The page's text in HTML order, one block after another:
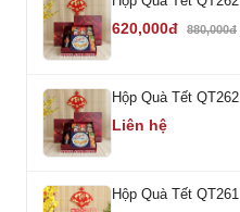
620,000đ 880,000đ
Hộp Quà Tết QT262
Liên hệ
Hộp Quà Tết QT261